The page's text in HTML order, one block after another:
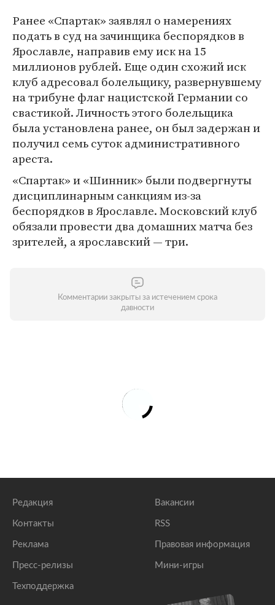
Ранее «Спартак» заявлял о намерениях
подать в суд на зачинщика беспорядков в
Ярославле, направив ему иск на 15
миллионов рублей. Еще один схожий иск
клуб адресовал болельщику, развернувшему
на трибуне флаг нацистской Германии со
свастикой. Личность этого болельщика
была установлена ранее, он был задержан и
получил семь суток административного
ареста.
«Спартак» и «Шинник» были подвергнуты
дисциплинарным санкциям из-за
беспорядков в Ярославле. Московский клуб
обязали провести два домашних матча без
зрителей, а ярославский — три.
Комментарии закрыты за истечением срока
давности
Редакция
Контакты
Реклама
Пресс-релизы
Техподдержка
Вакансии
RSS
Правовая информация
Мини-игры